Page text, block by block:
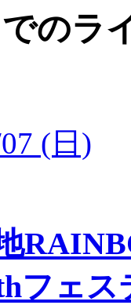
のラ
(日)
フェス